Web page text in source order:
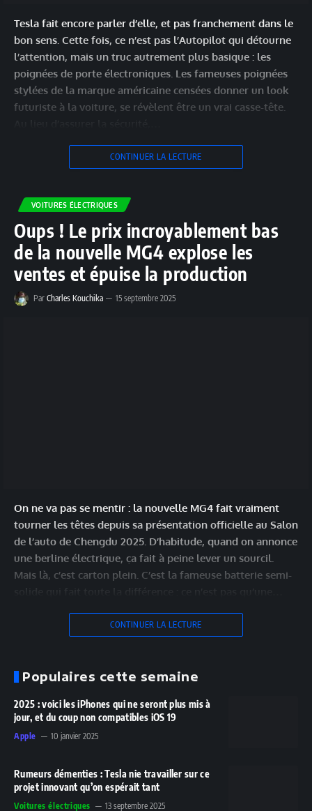
Tesla fait encore parler d’elle, et pas franchement dans le
bon sens. Cette fois, ce n’est pas l’Autopilot qui détourne
l’attention, mais un truc autrement plus basique : les
poignées de porte électroniques. Les fameuses poignées
stylées de la marque américaine censées donner un look
futuriste à la voiture, se révèlent être un vrai casse-tête.
CONTINUER LA LECTURE
VOITURES ÉLECTRIQUES
Oups ! Le prix incroyablement bas
de la nouvelle MG4 explose les
ventes et épuise la production
Par Charles Kouchika 15 septembre 2025
On ne va pas se mentir : la nouvelle MG4 fait vraiment
tourner les têtes depuis sa présentation officielle au Salon
de l’auto de Chengdu 2025. D’habitude, quand on annonce
une berline électrique, ça fait à peine lever un sourcil.
Mais là, c’est carton plein. C’est la fameuse batterie semi-
CONTINUER LA LECTURE
Populaires cette semaine
2025 : voici les iPhones qui ne seront plus mis à
jour, et du coup non compatibles iOS 19
Apple 10 janvier 2025
Rumeurs démenties : Tesla nie travailler sur ce
projet innovant qu’on espérait tant
Voitures électriques 13 septembre 2025